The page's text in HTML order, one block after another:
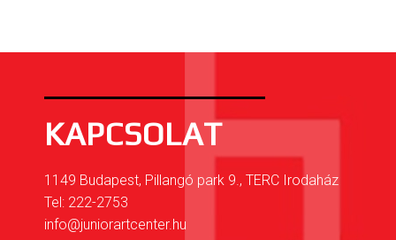
KAPCSOLAT
1149 Budapest, Pillangó park 9., TERC Irodaház
Tel: 222-2753
info@juniorartcenter.hu